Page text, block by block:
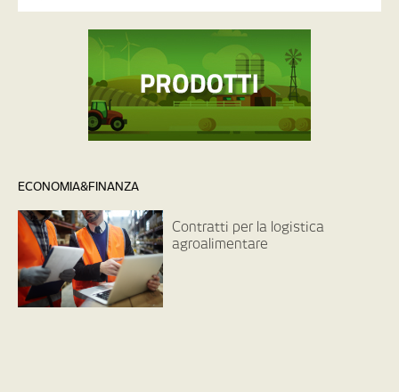
ECONOMIA&FINANZA
Contratti per la logistica
agroalimentare